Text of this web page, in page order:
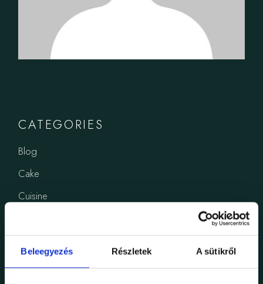
Beleegyezés Részletek A sütikről
CATEGORIES
Blog
Cake
Cuisine
Gastronomy